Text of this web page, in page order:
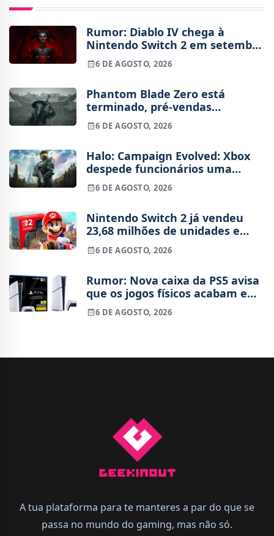
Rumor: Diablo IV chega à
Nintendo Switch 2 em setembro
e vai custar o preço de um jogo
novo
6 DE AGOSTO, 2026
Phantom Blade Zero está
terminado, pré-vendas
começam na próxima semana
6 DE AGOSTO, 2026
Halo: Campaign Evolved: Xbox
despede funcionários uma
semana após o lançamento
6 DE AGOSTO, 2026
Nintendo Switch 2 já vendeu
23,68 milhões de unidades e
está 4 milhões à frente da
Switch original no mesmo
6 DE AGOSTO, 2026
Rumor: Nova caixa da PS5 avisa
que os jogos físicos acabam em
2028
6 DE AGOSTO, 2026
A tua plataforma para te manteres a par do que se
passa no mundo do gaming, mas não só.